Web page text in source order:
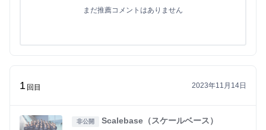
まだ推薦コメントはありません
1 回目 2023年11月14日
非公開 Scalebase（スケールベース）